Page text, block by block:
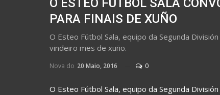
O ESTEO FÚTBOL SALA
PARA FINAIS DE XUÑO
O Esteo Fútbol Sala, equipo da Segunda
vindeiro mes de xuño.
Nova do 20 Maio, 2016 0
O Esteo Fútbol Sala, equipo da Segunda